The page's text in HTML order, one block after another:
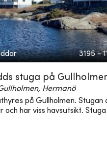
3195 -
stuga på
Hermanö
på Gullholmen. Stugan
och har viss havsutsikt. Stuga